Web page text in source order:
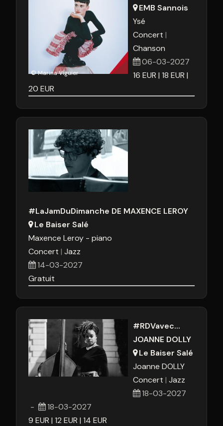
© Marina Viguier
EMB Sannois
Ysé
Concert
Chanson
06-03-2027
16 EUR 18 EUR
20 EUR
#LaJamDuDimanche DE MAXENCE LEROY
Le Baiser Salé
Maxence Leroy - piano
Concert Jazz
14-03-2027
Gratuit
#RDVavec...
JOANNE DOLLY
Le Baiser Salé
Joanne DOLLY
Concert Jazz
18-03-2027
-
18-03-2027
9 EUR 12 EUR 14 EUR